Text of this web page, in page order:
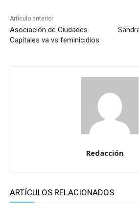
Artículo anterior
Asociación de Ciudades
Capitales va vs feminicidios
Redacción
ARTÍCULOS RELACIONADOS